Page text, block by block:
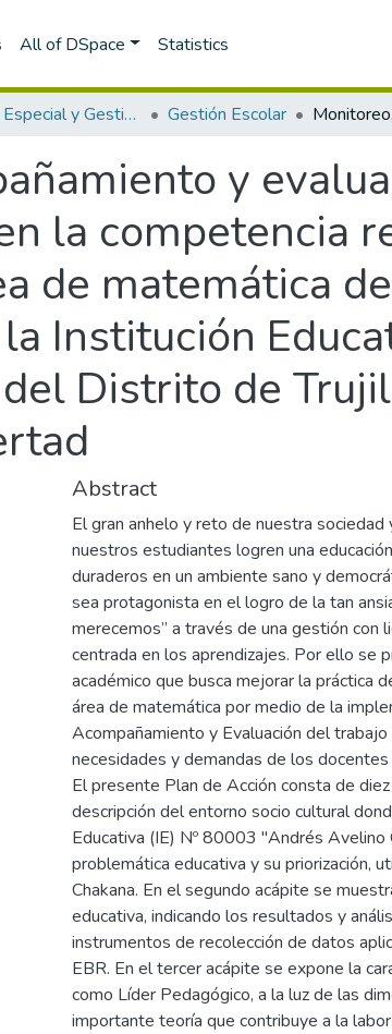
All of DSpace Statistics
Educación Especial y Gestión Escolar Gestión Escolar
y
la competencia
de matemática
Institución
Distrito de
Abstract
El gran anhelo y reto de nuestra
nuestros estudiantes logren una
duraderos en un ambiente sano y
sea protagonista en el logro de la tan
merecemos” a través de una gestión con
centrada en los aprendizajes. Por ello se
académico que busca mejorar la práctica
área de matemática por medio de la
Acompañamiento y Evaluación del
necesidades y demandas de los
El presente Plan de Acción consta de
descripción del entorno socio cultural
Educativa (IE) Nº 80003 "Andrés Avelino
problemática educativa y su priorización,
Chakana. En el segundo acápite se
educativa, indicando los resultados y
instrumentos de recolección de datos
EBR. En el tercer acápite se expone la
como Líder Pedagógico, a la luz de las
importante teoría que contribuye a la